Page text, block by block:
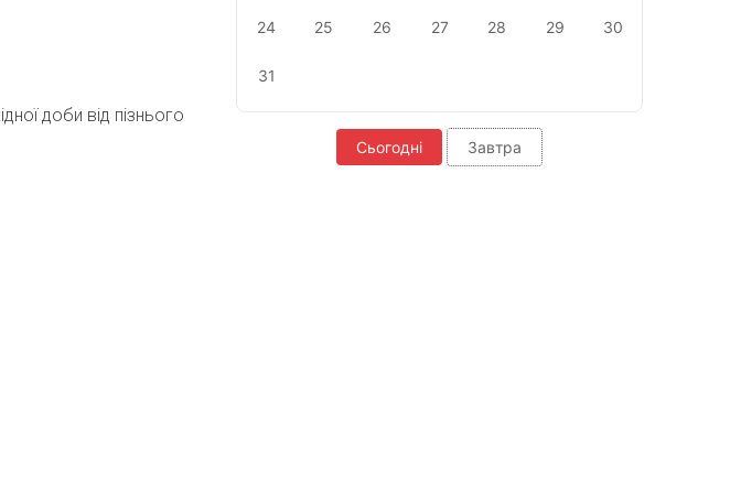
доби від пізнього
24 25 26 27 28 29 30
31
Сьогодні Завтра